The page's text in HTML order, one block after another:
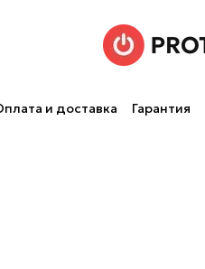
и доставка Гарантия